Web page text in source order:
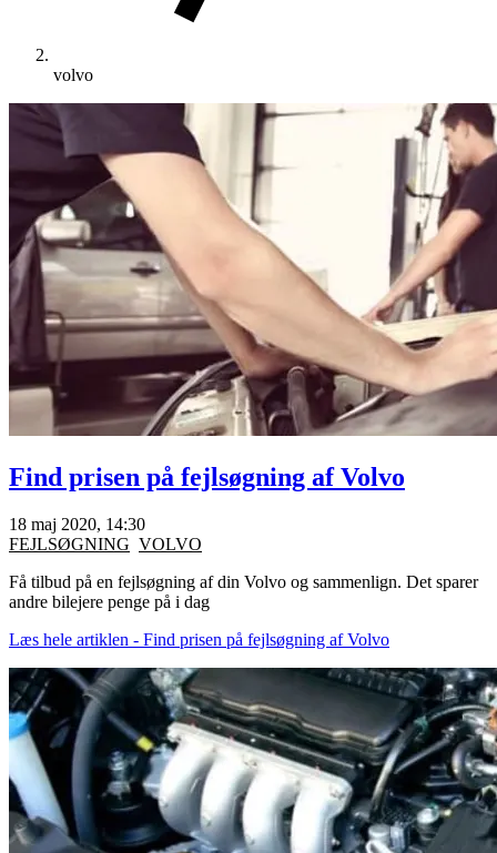
volvo
Find prisen på fejlsøgning af Volvo
18 maj 2020, 14:30
FEJLSØGNING VOLVO
Få tilbud på en fejlsøgning af din Volvo og sammenlign. Det sparer
andre bilejere penge på i dag
Læs hele artiklen - Find prisen på fejlsøgning af Volvo